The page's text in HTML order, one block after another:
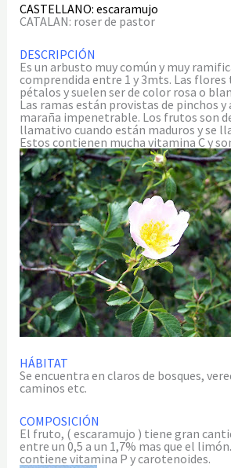
CASTELLANO: escaramujo
CATALAN: roser de pastor
DESCRIPCIÓN
Es un arbusto muy común y muy
comprendida entre 1 y 3mts. Las flores
pétalos y suelen ser de color rosa o
Las ramas están provistas de pinchos y
maraña impenetrable. Los frutos son
llamativo cuando están maduros y se
Estos contienen mucha vitamina C y
HÁBITAT
Se encuentra en claros de bosques,
caminos etc.
COMPOSICIÓN
El fruto, ( escaramujo ) tiene gran
entre un 0,5 a un 1,7% mas que el
contiene vitamina P y carotenoides.